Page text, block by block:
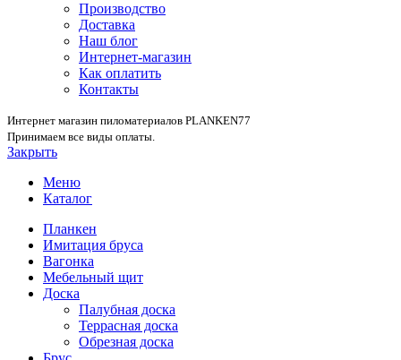
Производство
Доставка
Наш блог
Интернет-магазин
Как оплатить
Контакты
Интернет магазин пиломатериалов PLANKEN77
Принимаем все виды оплаты.
Закрыть
Меню
Каталог
Планкен
Имитация бруса
Вагонка
Мебельный щит
Доска
Палубная доска
Террасная доска
Обрезная доска